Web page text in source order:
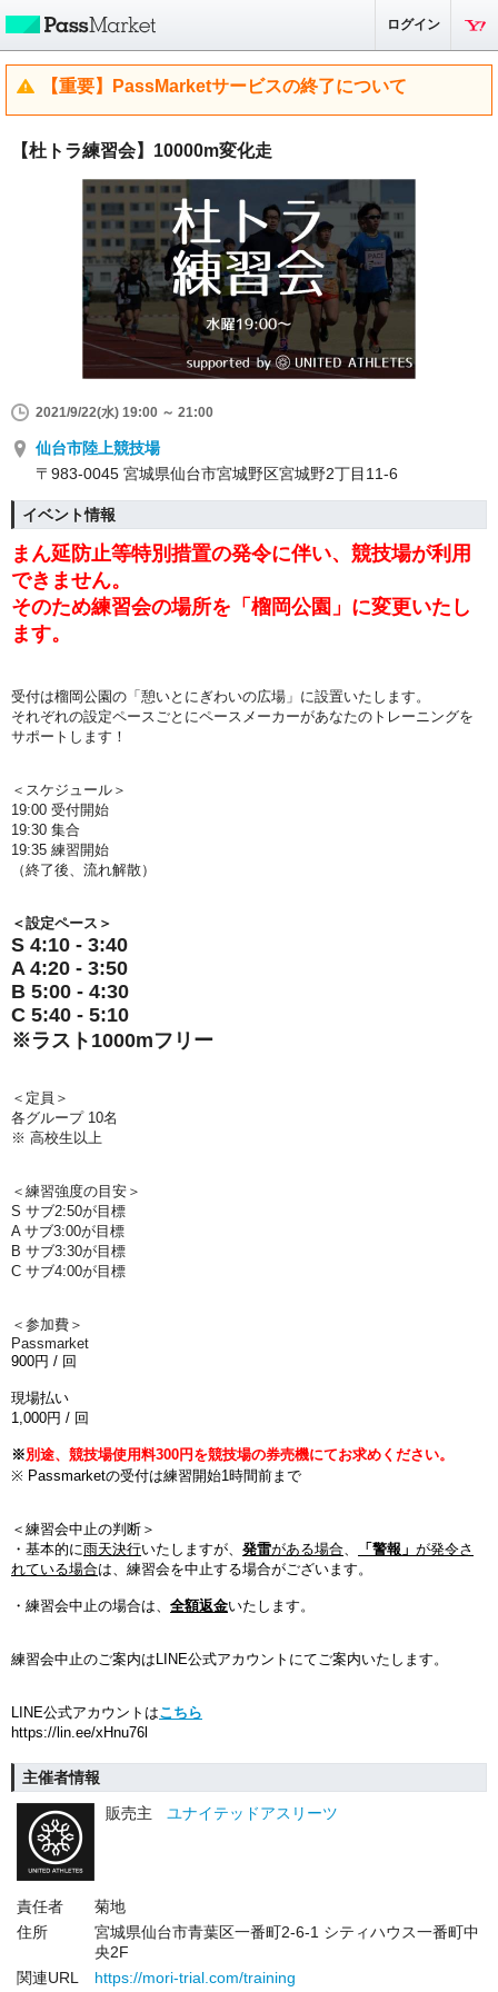
ログイン
【重要】PassMarketサービスの終了について
【杜トラ練習会】10000m変化走
2021/9/22(水) 19:00 ～ 21:00
仙台市陸上競技場
〒983-0045 宮城県仙台市宮城野区宮城野2丁目11-6
イベント情報
まん延防止等特別措置の発令に伴い、競技場が利用
できません。
そのため練習会の場所を「榴岡公園」に変更いたし
ます。
受付は榴岡公園の「憩いとにぎわいの広場」に設置いたします。
それぞれの設定ペースごとにペースメーカーがあなたのトレーニングを
サポートします！
＜スケジュール＞
19:00 受付開始
19:30 集合
19:35 練習開始
（終了後、流れ解散）
＜設定ペース＞
S 4:10 - 3:40
A 4:20 - 3:50
B 5:00 - 4:30
C 5:40 - 5:10
※ラスト 1000mフリー
＜定員＞
各グループ 10名
※ 高校生以上
＜練習強度の目安＞
S サブ2:50が目標
A サブ3:00が目標
B サブ3:30が目標
C サブ4:00が目標
＜参加費＞
Passmarket
900円 / 回
現場払い
1,000円 / 回
※別途、競技場使用料300円を競技場の券売機にてお求めください。
※ Passmarketの受付は練習開始1時間前まで
＜練習会中止の判断＞
・基本的に雨天決行いたしますが、 発雷がある場合、 「警報」 が発令さ
れている場合は、練習会を中止する場合がございます。
・練習会中止の場合は、 全額返金いたします。
練習会中止のご案内はLINE公式アカウントにてご案内いたします。
LINE公式アカウントはこちら
https://lin.ee/xHnu76l
主催者情報
販売主
ユナイテッドアスリーツ
責任者
菊地
住所
宮城県仙台市青葉区一番町2-6-1 シティハウス一番町中
央2F
関連URL
https://mori-trial.com/training